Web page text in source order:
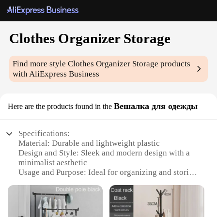
Clothes Organizer Storage
Find more styleClothes Organizer Storage products
with AliExpress Business
Here are the products found in the Вешалка для одежды
Specifications:
Material: Durable and lightweight plastic
Design and Style: Sleek and modern design with a
minimalist aesthetic
Usage and Purpose: Ideal for organizing and storing
Typical Adaptive Scenario: Suitable for closets,
bedrooms, and storage spaces
Shape or Size or Weight or Quantity: Available in